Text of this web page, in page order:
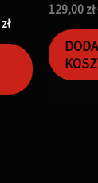
zł
Oceniono
5
129,00zł